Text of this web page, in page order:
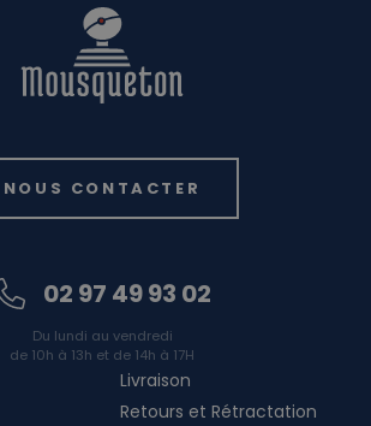
NOUS CONTACTER
02 97 49 93 02
Du lundi au vendredi
de 10h à 13h et de 14h à 17H
Livraison
Retours et Rétractation